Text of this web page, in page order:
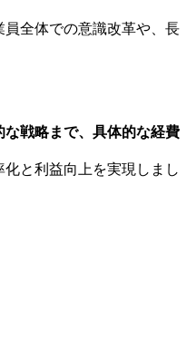
全体での意識改革や、長
戦略まで、具体的な経費
と利益向上を実現しまし